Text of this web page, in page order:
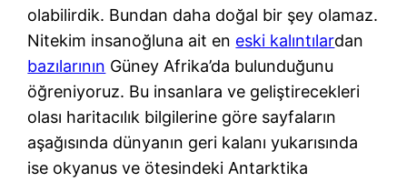
olabilirdik. Bundan daha doğal bir şey olamaz.
Nitekim insanoğluna ait en eski kalıntılardan
bazılarının Güney Afrika’da bulunduğunu
öğreniyoruz. Bu insanlara ve geliştirecekleri
olası haritacılık bilgilerine göre sayfaların
aşağısında dünyanın geri kalanı yukarısında
ise okyanus ve ötesindeki Antarktika